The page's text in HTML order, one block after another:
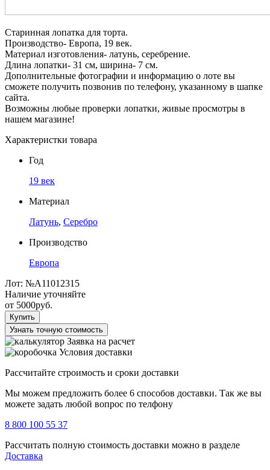
Старинная лопатка для торта.
Производство- Европа, 19 век.
Материал изготовления- латунь, серебрение.
Длина лопатки- 31 см, ширина- 7 см.
Дополнительные фотографии и информацию о лоте вы
сможете получить позвонив по телефону, указанному в шапке
сайта.
Возможны любые проверки лопатки, живые просмотры в
нашем магазине!
Характеристки товара
Год
19 век
Материал
Латунь, Серебро
Производство
Европа
Лот: №А11012315
Наличие уточняйте
от 5000руб.
Купить
Узнать точную стоимость
Заявка на расчет
Условия доставки
Рассчитайте строимость и сроки доставки
Мы можем предложить более 6 способов доставки. Так же вы
можете задать любой вопрос по телфону
8 800 100 55 37
Рассчитать полную стоимость доставки можно в разделе
Доставка